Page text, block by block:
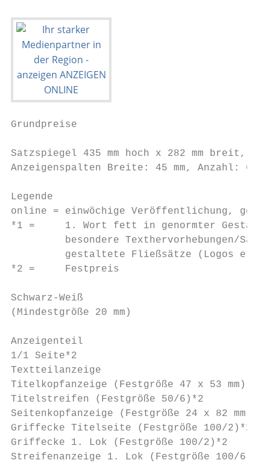
Grundpreise
Satzspiegel 435 mm hoch x 282 mm breit,
Anzeigenspalten Breite: 45 mm, Anzahl: 6
Legende
online = einwöchige Veröffentlichung,
*1 =     1. Wort fett in genormter
besondere Texthervorhebungen/
gestaltete Fließsätze (Logos
*2 =     Festpreis
Schwarz-Weiß
(Mindestgröße 20 mm)
Anzeigenteil
1/1 Seite*2
Textteilanzeige
Titelkopfanzeige (Festgröße 47 x
Titelstreifen (Festgröße 50/6)*2
Seitenkopfanzeige (Festgröße 24
Griffecke Titelseite (Festgröße
Griffecke 1. Lok (Festgröße 100/
Streifenanzeige 1. Lok